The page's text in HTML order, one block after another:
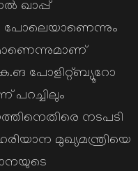
ഖാപ്പ്
പോളിറ്റ്ബ്യൂറോ
പറച്ചിലും
നടപടി
മുഖ്യമന്ത്രിയെ